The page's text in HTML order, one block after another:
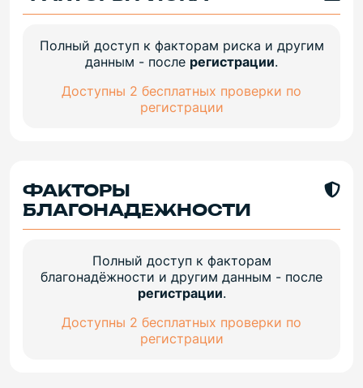
Полный доступ к факторам риска и другим
данным - после регистрации.
Доступны 2 бесплатных проверки по
регистрации
ФАКТОРЫ
БЛАГОНАДЕЖНОСТИ
Полный доступ к факторам
благонадёжности и другим данным - после
регистрации.
Доступны 2 бесплатных проверки по
регистрации